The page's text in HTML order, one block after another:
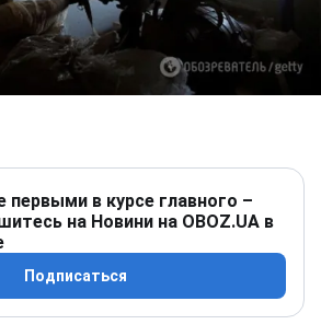
первыми в курсе главного –
на Новини на OBOZ.UA в
Подписаться